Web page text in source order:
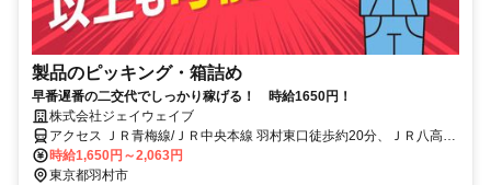
製品のピッキング・箱詰め
早番遅番の二交代でしっかり稼げる！ 時給1650円！
株式会社ジェイウェイブ
アクセス ＪＲ青梅線/ＪＲ中央本線 羽村東口徒歩約20分、ＪＲ八高線
東福生西口徒歩約26分、ＪＲ八高線 箱根ヶ崎西口徒歩約29分 羽村駅
から車で5分
時給1,650円～2,063円
東京都羽村市